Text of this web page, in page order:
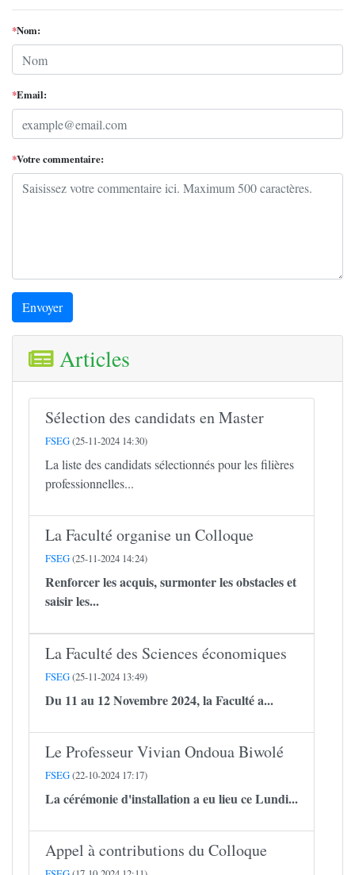
*Nom:
*Email:
*Votre commentaire:
Envoyer
Articles
Sélection des candidats en Master
FSEG(25-11-2024 14:30)
La liste des candidats sélectionnés pour les filières
professionnelles...
La Faculté organise un Colloque
FSEG(25-11-2024 14:24)
Renforcer les acquis, surmonter les obstacles et
saisir les...
La Faculté des Sciences économiques
FSEG(25-11-2024 13:49)
Du 11 au 12 Novembre 2024, la Faculté a...
Le Professeur Vivian Ondoua Biwolé
FSEG(22-10-2024 17:17)
La cérémonie d'installation a eu lieu ce Lundi...
Appel à contributions du Colloque